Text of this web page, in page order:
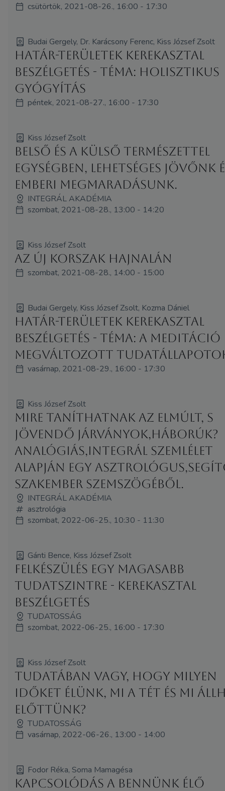
csütörtök, 2021-08-26., 16:00 - 17:30
Budai Gergely, Dr. Karácsony Ferenc, Kiss József Zsolt
Határ-területek kerekasztal
beszélgetés - Téma: Holisztikus
gyógyítás
péntek, 2021-08-27., 16:00 - 17:30
Kiss József Zsolt
Belső és a külső természettel
egységben, lehetséges jövőnk
emberi megmaradásunk.
INTEGRÁL AKADÉMIA
szombat, 2021-08-28., 13:00 - 14:20
Kiss József Zsolt
Az új korszak hajnalán
szombat, 2021-08-28., 14:00 - 15:00
Budai Gergely, Kiss József Zsolt, Kozma Dániel
Határ-területek kerekasztal
beszélgetés - Téma: A meditáció
megváltozott
vasárnap, 2021-08-29., 16:00 - 17:30
Kiss József Zsolt
Mire taníthatnak az elmúlt, s
jövendő járványok,háborúk?
Analógiás,integrál szemlélet
alapján egy
szakember szemszögéből.
INTEGRÁL AKADÉMIA
asztrológia
szombat, 2022-06-25., 10:30 - 11:30
Gánti Bence, Kiss József Zsolt
Felkészülés egy magasabb
tudatszintre - kerekasztal
beszélgetés
TUDATOSSÁG
szombat, 2022-06-25., 16:00 - 17:30
Kiss József Zsolt
Tudatában vagy, hogy milyen
időket élünk, mi a tét és mi
előttünk?
TUDATOSSÁG
vasárnap, 2022-06-26., 13:00 - 14:00
Fodor Réka, Soma Mamagésa
Kapcsolódás a bennünk élő